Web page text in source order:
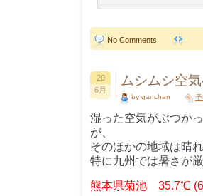
No Comments
20
6月
ムシムシ空
by ganchan
湿った空気がぶつか
が、
そのほかの地域は晴
特に九州では暑さが
熊本県菊池 35.7℃ (6